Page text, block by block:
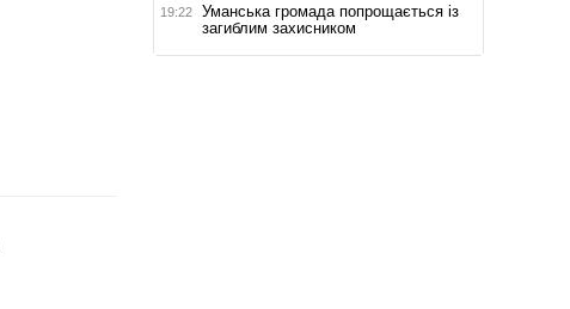
19:22
Уманська громада попрощається із
загиблим захисником